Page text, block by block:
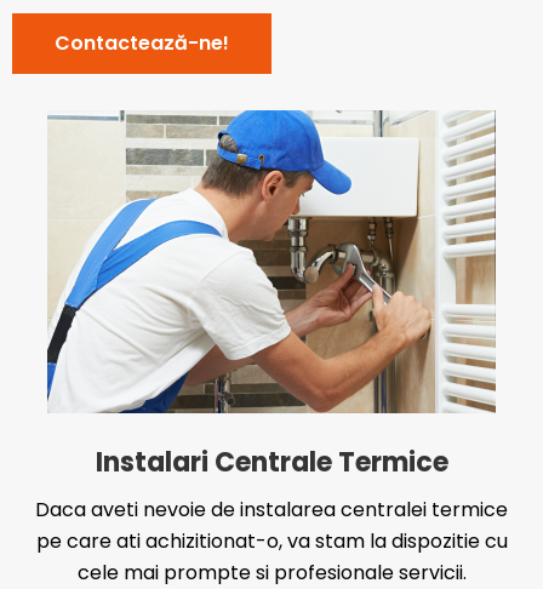
Contactează-ne!
Instalari Centrale Termice
Daca aveti nevoie de instalarea centralei termice
pe care ati achizitionat-o, va stam la dispozitie cu
cele mai prompte si profesionale servicii.